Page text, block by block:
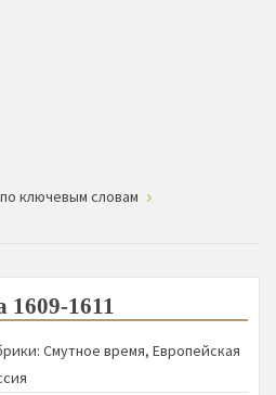
ключевым словам
1609-1611
Смутное время,Европейская